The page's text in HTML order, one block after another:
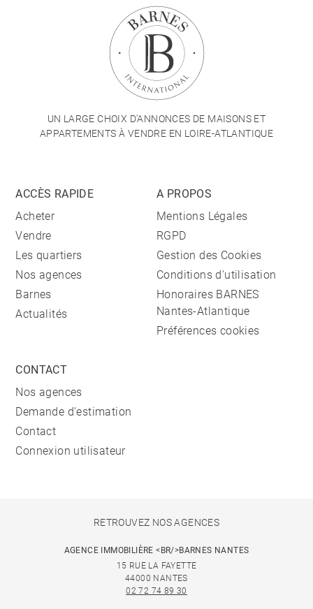
UN LARGE CHOIX D'ANNONCES DE MAISONS ET
APPARTEMENTS À VENDRE EN LOIRE-ATLANTIQUE
ACCÈS RAPIDE
Acheter
Vendre
Les quartiers
Nos agences
Barnes
Actualités
A PROPOS
Mentions Légales
RGPD
Gestion des Cookies
Conditions d'utilisation
Honoraires BARNES
Nantes-Atlantique
Préférences cookies
CONTACT
Nos agences
Demande d'estimation
Contact
Connexion utilisateur
RETROUVEZ NOS AGENCES
AGENCE IMMOBILIÈRE <BR/>BARNES NANTES
15 RUE LA FAYETTE
44000 NANTES
02 72 74 89 30